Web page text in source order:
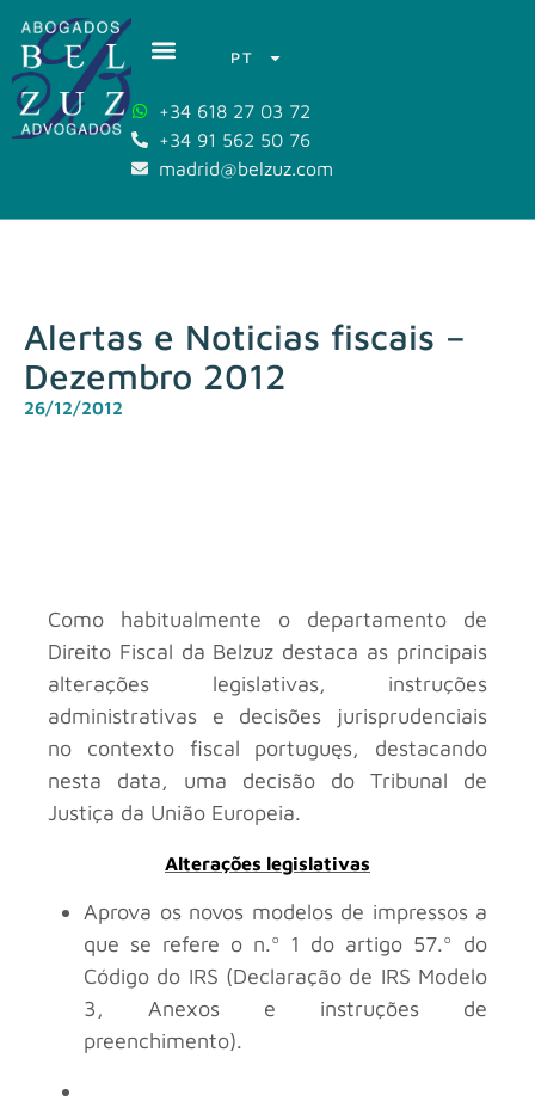
PT
+34 618 27 03 72
+34 91 562 50 76
madrid@belzuz.com
Alertas e Noticias fiscais –
Dezembro 2012
26/12/2012
Como habitualmente o departamento de
Direito Fiscal da Belzuz destaca as principais
alterações legislativas, instruções
administrativas e decisões jurisprudenciais
no contexto fiscal portuguęs, destacando
nesta data, uma decisão do Tribunal de
Justiça da União Europeia.
Alterações legislativas
Aprova os novos modelos de impressos a
que se refere o n.º 1 do artigo 57.º do
Código do IRS (Declaração de IRS Modelo
3, Anexos e instruções de
preenchimento).